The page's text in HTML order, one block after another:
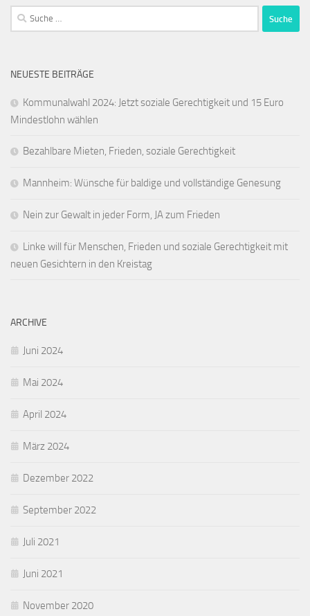
Suche
nach:
NEUESTE BEITRÄGE
Kommunalwahl 2024: Jetzt soziale Gerechtigkeit und 15 Euro
Mindestlohn wählen
Bezahlbare Mieten, Frieden, soziale Gerechtigkeit
Mannheim: Wünsche für baldige und vollständige Genesung
Nein zur Gewalt in jeder Form, JA zum Frieden
Linke will für Menschen, Frieden und soziale Gerechtigkeit mit
neuen Gesichtern in den Kreistag
ARCHIVE
Juni 2024
Mai 2024
April 2024
März 2024
Dezember 2022
September 2022
Juli 2021
Juni 2021
November 2020